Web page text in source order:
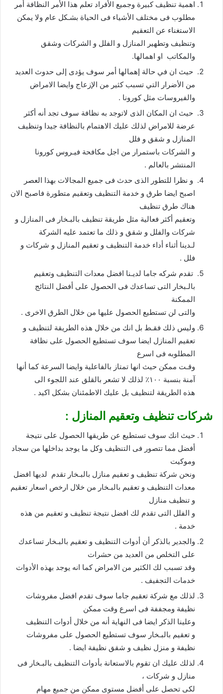
اهمية تنظيف كبيرة وجميع الأفراد تعلم هذا الأمر النظافة أمر
مطلوب فى مختلف الأشياء فى الحياة بشـكل عام ولا يمكن
الاستغناء عن التعقيم
وتنظيف وتطهير المنازل و الفلل و الشركات وشقق
والمكاتب او اهمالها.
حيث ان في حالة إهمالها أمر سوف يؤدى إلى حدوث العديد
من الأضرار التي تسبب كثير من الإزعاج وايضا الامراض
والفيروسات مثل كورونا .
حيث ان المكان الذى لاتوجد به نظافة سوف تجد أنه أكثر
عرضة للامراض لذلك عليك الاهتمام بالنظافة جيدا وتنظيف
المنازل و شقق و فلل
و الشركات باستمرار من اجل مكافحة فيـروس كورونا
المنتشر بالعالم .
و نظرا للتطور الذى حدث فى جميع المجالات بهذا العصر
اصبح ايضا طرق و خدمة التنظيف وتعقيم متطورة فاصبح الان
هناك طرق تنظيف
وتعقيم أكثر فعالية مثل طريقة تنظيف بالبـخار فى المنازل و
شركات والفلل و شقق و ذلك ما تعتمد عليه الشركة
لـدينا أثناء أداء خدمة التنظيف و تعقيم المنازل و شركات و
فلل .
تقدم شركه جاما لديـنا افضل معدات التنظيف وتعقيم
بالـبخار التى تساعدك فى الحصول على أفضل النتائج
الممكنة
والتى لن تستطيع الحصول عليها من خلال الطرق الاخرى .
وليس ذلك فقـط بل انك من خلال هذه الطريقة لتنظيف و
تعقيم المنازل ايضا سوف تستطيع الحصول على نظافة
المطلوبه فى اسرع
وقـت ممكن حيث انها تمتاز بالفاعلية وايضا السرعة كما أنها
آمنة بنسبة ١٠٠٪؜ لذلك لا تشعر بالقلق عند اللجوء الى
هذه الطريقة لتنظيف بل عليك الاطمئنان بشكل اكيد .
شركات تنظيف وتعقيم المنازل :
حيث انك سوف تستطيع عن طريقها الحصول على نتيجة
أفضل مما تتصور فى التنظيف وكل ما يوجد بداخلها من سجاد
وموكيت
ونحن شركة تنظيف و تعقيم منازل بالبـخار تقدم لديها افضل
معدات التنظيف و تعقيم بالبـخار من خلال ارخص اسعار تعقيم
و تنظيف منازل
و الفلل التى تقدم لك افضل نتيجة تنظيف و تعقيم من هذه
خدمة .
والجدير بالذكر أن أدوات التنظيف و تعقيم بالبـخار تساعدك
على التخلص من العديد من حشرات
وقد تسبب لك الكثير من الامراض كما انه يوجد بهذه الأدوات
خدمات التجفيف .
لذلك مع شركة تعقيم جاما سوف تقدم افضل مفروشات
نظيفة ومجففة فى اسرع وقت ممكن
وعلينا الذكر ايضا فى النهاية أنه من خلال أدوات التنظيف
و تعقيم بالبـخار سوف تستطيع الحصول على مفروشات
نظيفة و منزل نظيف و شقق نظيفة ايضا .
لذلك عليك ان تقوم بالاستعانة بأدوات التنظيف بالبـخار فى
منازل و شركات ،
لكى تحصل على أفضل مستوى ممكن من جميع مهام